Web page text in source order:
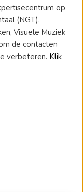
op
(NGT),
Visuele Muziek
de contacten
verbeteren. Klik